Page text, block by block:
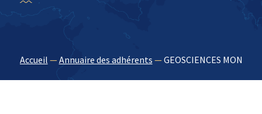
Accueil —Annuaire des adhérents —GEOSCIENCES